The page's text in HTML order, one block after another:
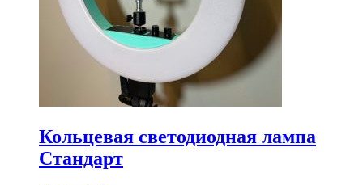
Кольцевая светодиодная лампа
Стандарт